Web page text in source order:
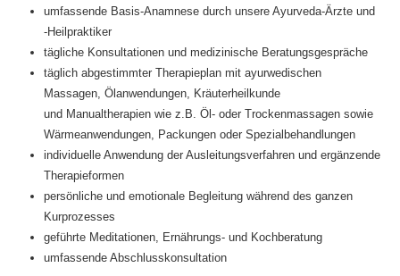
umfassende Basis-Anamnese durch unsere Ayurveda-Ärzte und
-Heilpraktiker
tägliche Konsultationen und medizinische Beratungsgespräche
täglich abgestimmter Therapieplan mit ayurwedischen
Massagen, Ölanwendungen, Kräuterheilkunde
und Manualtherapien wie z.B. Öl- oder Trockenmassagen sowie
Wärmeanwendungen, Packungen oder Spezialbehandlungen
individuelle Anwendung der Ausleitungsverfahren und ergänzende
Therapieformen
persönliche und emotionale Begleitung während des ganzen
Kurprozesses
geführte Meditationen, Ernährungs- und Kochberatung
umfassende Abschlusskonsultation